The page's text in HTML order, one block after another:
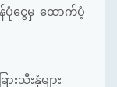
ပုံငွေမှ ထောက်ပံ့
သီးနှံများ